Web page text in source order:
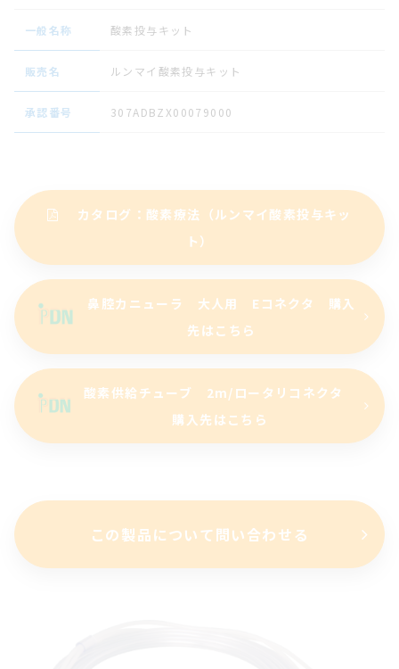
一般名称 酸素投与キット
販売名 ルンマイ酸素投与キット
承認番号 307ADBZX00079000
カタログ：酸素療法（ルンマイ酸素投与キッ
ト）
鼻腔カニューラ 大人用 Eコネクタ 購入
先はこちら
酸素供給チューブ 2m/ロータリコネクタ
購入先はこちら
この製品について問い合わせる